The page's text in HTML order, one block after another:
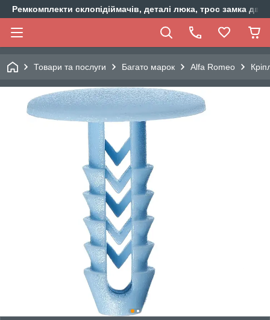
Ремкомплекти склопідіймачів, деталі люка, трос замка
Товари та послуги Багато марок Alfa Romeo